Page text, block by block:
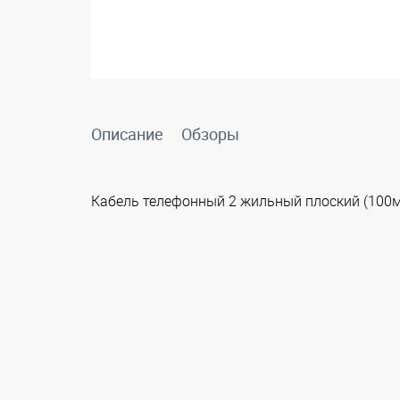
Описание Обзоры
Кабель телефонный 2 жильный плоский